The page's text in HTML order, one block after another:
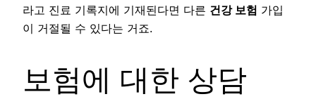
라고 진료 기록지에 기재된다면 다른 건강 보험 가입
이 거절될 수 있다는 거죠.
보험에 대한 상담